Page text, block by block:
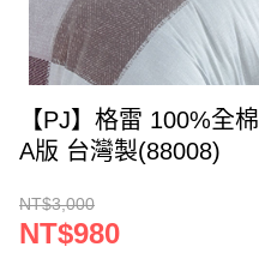
【PJ】格雷 100%全
A版 台灣製(88008)
NT$3,000
NT$980